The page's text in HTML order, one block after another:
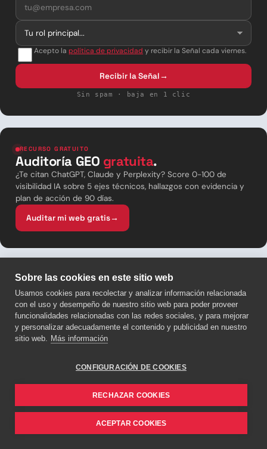
Acepto la política de privacidad y recibir la Señal cada viernes.
Recibir la Señal→
Sin spam · baja en 1 clic
RECURSO GRATUITO
Auditoría GEO gratuita.
¿Te citan ChatGPT, Claude y Perplexity? Score 0-100 de
visibilidad IA sobre 5 ejes técnicos, hallazgos con evidencia y
plan de acción de 90 días.
Auditar mi web gratis→
SIGUE LEYENDO
Del mismocluster editorial
Cómo posicionar vídeos en YouTube: guía completa
Sobre las cookies en este sitio web
Usamos cookies para recolectar y analizar información relacionada
con el uso y desempeño de nuestro sitio web para poder proveer
funcionalidades relacionadas con las redes sociales, y para mejorar
y personalizar adecuadamente el contenido y publicidad en nuestro
sitio web. Más información
CONFIGURACIÓN DE COOKIES
RECHAZAR COOKIES
ACEPTAR COOKIES